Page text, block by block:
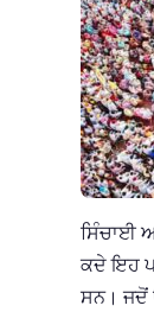
ਸਿੰਚਾਈ
ਕਦੇ ਇਹ
ਸਨ। ਜਦੋਂ